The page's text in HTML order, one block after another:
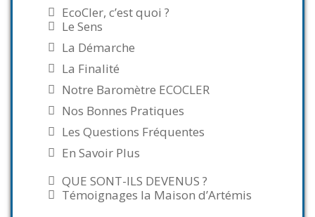
EcoCler, c’est quoi ?
Le Sens
La Démarche
La Finalité
Notre Baromètre ECOCLER
Nos Bonnes Pratiques
Les Questions Fréquentes
En Savoir Plus
QUE SONT-ILS DEVENUS ?
Témoignages la Maison d’Artémis